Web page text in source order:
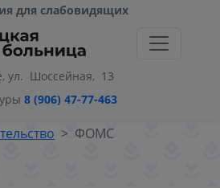
для слабовидящих
ул. Шоссейная, 13
8 (906) 47-77-463
ФОМС